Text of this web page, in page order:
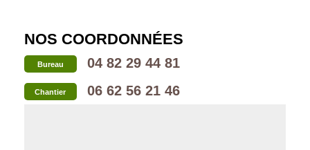
NOS COORDONNÉES
Bureau 04 82 29 44 81
Chantier 06 62 56 21 46